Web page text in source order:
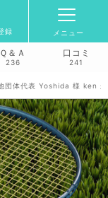
録 メニュー
Ｑ＆Ａ
236
口コミ
241
表 Yoshida 様 ken から日